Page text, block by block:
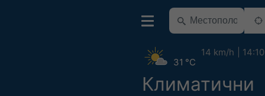
Климатични
31 °C
14 km/h 14:10